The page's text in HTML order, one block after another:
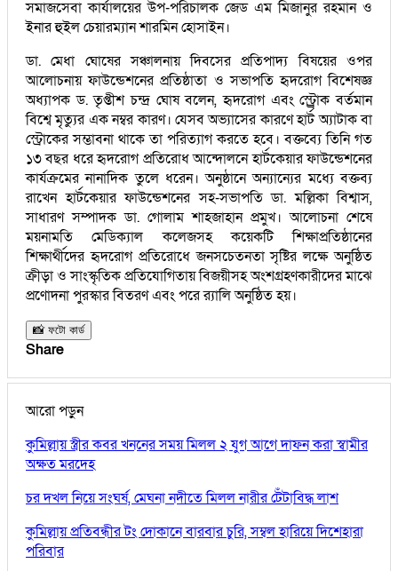
সমাজসেবা কার্যালয়ের উপ-পরিচালক জেড এম মিজানুর রহমান ও
ইনার হুইল চেয়ারম্যান শারমিন হোসাইন।
ডা. মেধা ঘোষের সঞ্চালনায় দিবসের প্রতিপাদ্য বিষয়ের ওপর
আলোচনায় ফাউন্ডেশনের প্রতিষ্ঠাতা ও সভাপতি হৃদরোগ বিশেষজ্ঞ
অধ্যাপক ড. তৃপ্তীশ চন্দ্র ঘোষ বলেন, হৃদরোগ এবং স্ট্র্রোক বর্তমান
বিশ্বে মৃত্যুর এক নম্বর কারণ। যেসব অভ্যাসের কারণে হার্ট অ্যাটাক বা
স্ট্রোকের সম্ভাবনা থাকে তা পরিত্যাগ করতে হবে। বক্তব্যে তিনি গত
১৩ বছর ধরে হৃদরোগ প্রতিরোধ আন্দোলনে হার্টকেয়ার ফাউন্ডেশনের
কার্যক্রমের নানাদিক তুলে ধরেন। অনুষ্ঠানে অন্যান্যের মধ্যে বক্তব্য
রাখেন হার্টকেয়ার ফাউন্ডেশনের সহ-সভাপতি ডা. মল্লিকা বিশ্বাস,
সাধারণ সম্পাদক ডা. গোলাম শাহজাহান প্রমুখ। আলোচনা শেষে
ময়নামতি মেডিক্যাল কলেজসহ কয়েকটি শিক্ষাপ্রতিষ্ঠানের
শিক্ষার্থীদের হৃদরোগ প্রতিরোধে জনসচেতনতা সৃষ্টির লক্ষে অনুষ্ঠিত
ক্রীড়া ও সাংস্কৃতিক প্রতিযোগিতায় বিজয়ীসহ অংশগ্রহণকারীদের মাঝে
প্রণোদনা পুরস্কার বিতরণ এবং পরে র‌্যালি অনুষ্ঠিত হয়।
📸 ফটো কার্ড
Share
আরো পড়ুন
কুমিল্লায় স্ত্রীর কবর খননের সময় মিলল ২ যুগ আগে দাফন করা স্বামীর
অক্ষত মরদেহ
চর দখল নিয়ে সংঘর্ষ, মেঘনা নদীতে মিলল নারীর টেঁটাবিদ্ধ লাশ
কুমিল্লায় প্রতিবন্ধীর টং দোকানে বারবার চুরি, সম্বল হারিয়ে দিশেহারা
পরিবার